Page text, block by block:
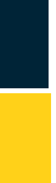
ai
di crisi
cittadini